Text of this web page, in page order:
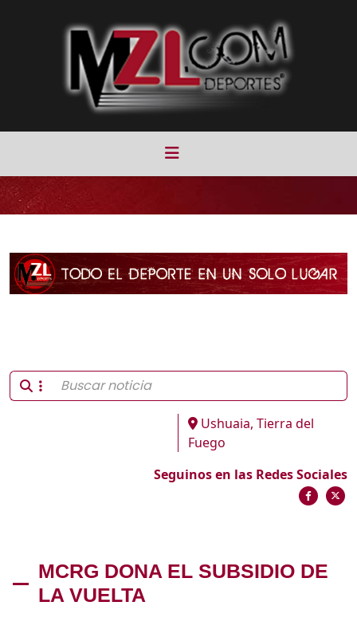
Ushuaia, Tierra del
Fuego
Seguinos en las Redes Sociales
MCRG DONA EL SUBSIDIO DE
LA VUELTA